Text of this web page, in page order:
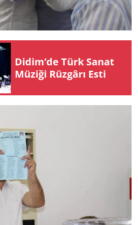
Didim’de Türk Sanat
Mü­zi­ği Rüz­gâ­rı Esti